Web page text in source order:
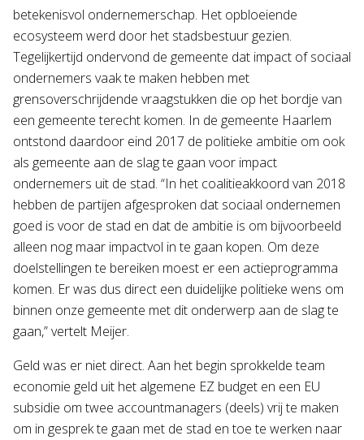
betekenisvol ondernemerschap. Het opbloeiende
ecosysteem werd door het stadsbestuur gezien.
Tegelijkertijd ondervond de gemeente dat impact of sociaal
ondernemers vaak te maken hebben met
grensoverschrijdende vraagstukken die op het bordje van
een gemeente terecht komen. In de gemeente Haarlem
ontstond daardoor eind 2017 de politieke ambitie om ook
als gemeente aan de slag te gaan voor impact
ondernemers uit de stad. “In het coalitieakkoord van 2018
hebben de partijen afgesproken dat sociaal ondernemen
goed is voor de stad en dat de ambitie is om bijvoorbeeld
alleen nog maar impactvol in te gaan kopen. Om deze
doelstellingen te bereiken moest er een actieprogramma
komen. Er was dus direct een duidelijke politieke wens om
binnen onze gemeente met dit onderwerp aan de slag te
gaan,” vertelt Meijer.
Geld was er niet direct. Aan het begin sprokkelde team
economie geld uit het algemene EZ budget en een EU
subsidie om twee accountmanagers (deels) vrij te maken
om in gesprek te gaan met de stad en toe te werken naar